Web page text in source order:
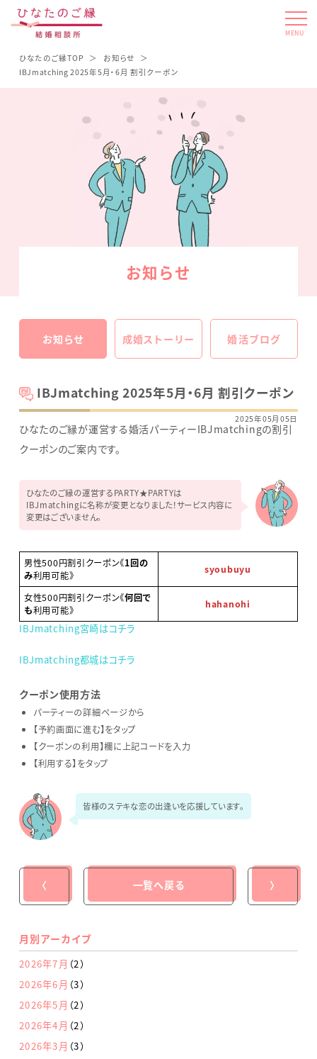
MENU
ひなたのご縁TOP
お知らせ
IBJmatching 2025年5月・6月 割引クーポン
お知らせ
お知らせ 成婚ストーリー 婚活ブログ
IBJmatching 2025年5月・6月 割引クーポン
2025年05月05日
ひなたのご縁が運営する婚活パーティーIBJmatchingの割引
クーポンのご案内です。
ひなたのご縁の運営するPARTY★PARTYは
IBJmatchingに名称が変更となりました！サービス内容に
変更はございません。
男性500円割引クーポン《1回の
み利用可能》 syoubuyu
女性500円割引クーポン《何回で
も利用可能》 hahanohi
IBJmatching宮崎はコチラ
IBJmatching都城はコチラ
クーポン使用方法
パーティーの詳細ページから
【予約画面に進む】をタップ
【クーポンの利用】欄に上記コードを入力
【利用する】をタップ
皆様のステキな恋の出逢いを応援しています。
〈 一覧へ戻る 〉
月別アーカイブ
2026年7月 （2）
2026年6月 （3）
2026年5月 （2）
2026年4月 （2）
2026年3月 （3）